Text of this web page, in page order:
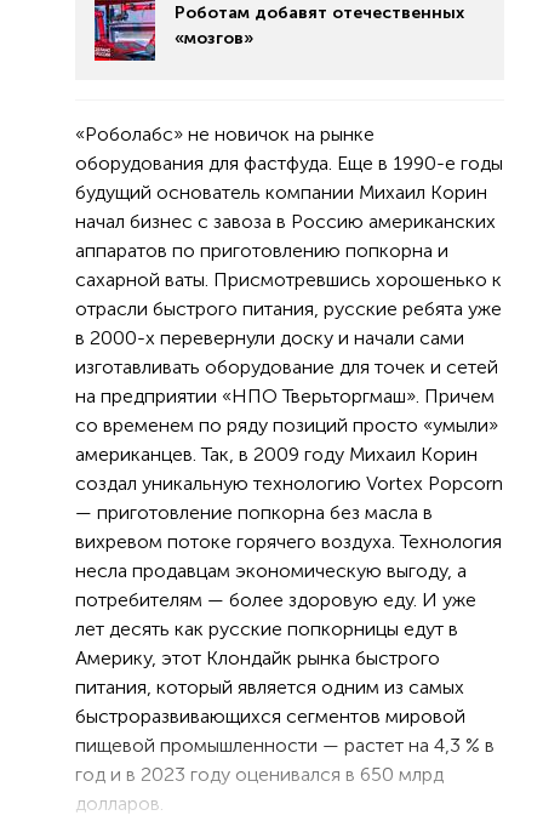
Роботам добавят отечественных
«мозгов»
«Роболабс» не новичок на рынке
оборудования для фастфуда. Еще в 1990-е годы
будущий основатель компании Михаил Корин
начал бизнес с завоза в Россию американских
аппаратов по приготовлению попкорна и
сахарной ваты. Присмотревшись хорошенько к
отрасли быстрого питания, русские ребята уже
в 2000-х перевернули доску и начали сами
изготавливать оборудование для точек и сетей
на предприятии «НПО Тверьторгмаш». Причем
со временем по ряду позиций просто «умыли»
американцев. Так, в 2009 году Михаил Корин
создал уникальную технологию Vortex Popcorn
— приготовление попкорна без масла в
вихревом потоке горячего воздуха. Технология
несла продавцам экономическую выгоду, а
потребителям — более здоровую еду. И уже
лет десять как русские попкорницы едут в
Америку, этот Клондайк рынка быстрого
питания, который является одним из самых
быстроразвивающихся сегментов мировой
пищевой промышленности — растет на 4,3 % в
год и в 2023 году оценивался в 650 млрд
долларов.